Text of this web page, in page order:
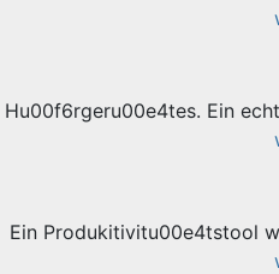
Hu00f6rgeru00e4tes. Ein
Ein Produkitivitu00e4tstool